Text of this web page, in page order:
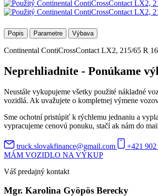
Popis Parametre Výbava
Continental ContiCrossContact LX2, 215/65 R
Neprehliadnite - Ponúkame
Neustále vykupujeme všetky použité nákladné
vozidlá. Ak uvažujete o kompletnej výmene
Sme ochotní pristúpiť k rýchlemu jednaniu a
vypracujeme cenovú ponuku, stačí ak nám do
truck.slovakfinance@gmail.com
+421 902
MÁM VOZIDLO NA VÝKUP
Váš predajný kontakt
Mgr. Karolina Gyöpös Berecky